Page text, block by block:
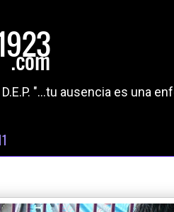
"...tu ausencia es una